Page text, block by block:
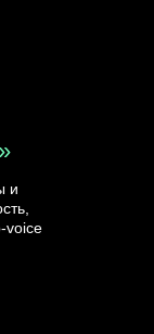
и
voice